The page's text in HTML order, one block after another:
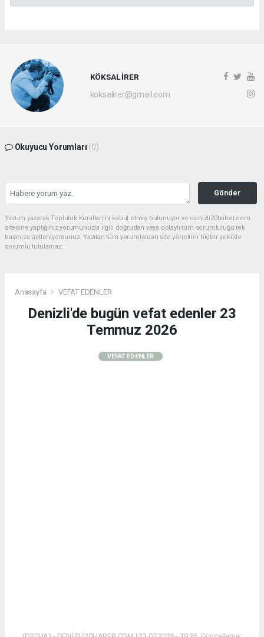
KÖKSAL İRER
koksalirer@gmail.com
Okuyucu Yorumları (0)
Gönder
Yorum yazarak Topluluk Kuralları’nı kabul etmiş bulunuyor ve denizli20haber.com
sitesine yaptığınız yorumunuzla ilgili doğrudan veya dolaylı tüm sorumluluğu tek
başınıza üstleniyorsunuz. Yazılan tüm yorumlardan site yönetimi hiçbir şekilde
sorumlu tutulamaz.
Anasayfa VEFAT EDENLER
Denizli'de bugün vefat edenler 23
Temmuz 2026
VEFAT EDENLER